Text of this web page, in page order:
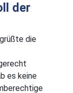
der
die
es keine